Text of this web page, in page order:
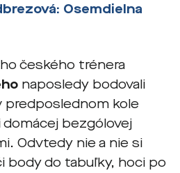
Osemdielna
českého trénera
naposledy bodovali
predposlednom kole
bezgólovej
Odvtedy nie a nie si
body do tabuľky, hoci po